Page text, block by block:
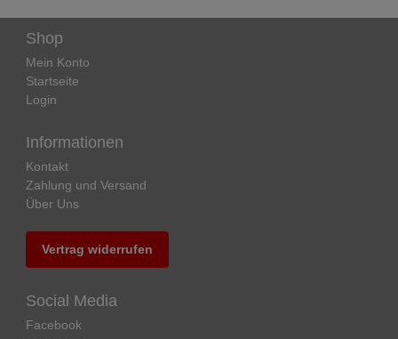
Shop
Mein Konto
Startseite
Login
Informationen
Kontakt
Zahlung und Versand
Über Uns
Vertrag widerrufen
Social Media
Facebook